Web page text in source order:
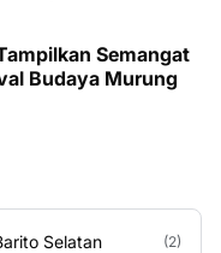
Semangat
Budaya Murung
Selatan (2)